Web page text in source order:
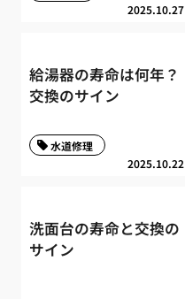
2025.10.27
給湯器の寿命は何年？
交換のサイン
2025.10.22
水道修理
洗面台の寿命と交換の
サイン